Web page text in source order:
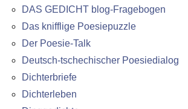
DAS GEDICHT blog-Fragebogen
Das knifflige Poesiepuzzle
Der Poesie-Talk
Deutsch-tschechischer Poesiedialog
Dichterbriefe
Dichterleben